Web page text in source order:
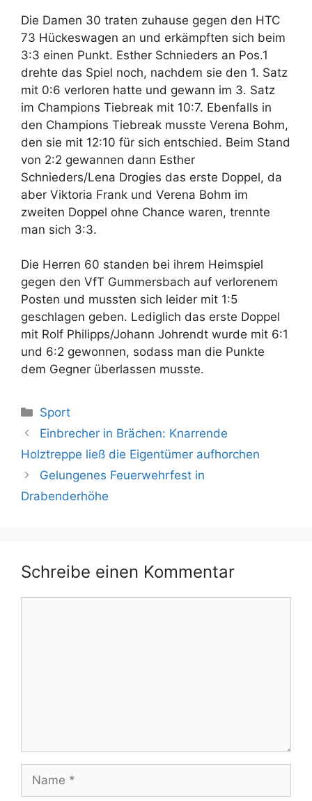
Die Damen 30 traten zuhause gegen den HTC
73 Hückeswagen an und erkämpften sich beim
3:3 einen Punkt. Esther Schnieders an Pos.1
drehte das Spiel noch, nachdem sie den 1. Satz
mit 0:6 verloren hatte und gewann im 3. Satz
im Champions Tiebreak mit 10:7. Ebenfalls in
den Champions Tiebreak musste Verena Bohm,
den sie mit 12:10 für sich entschied. Beim Stand
von 2:2 gewannen dann Esther
Schnieders/Lena Drogies das erste Doppel, da
aber Viktoria Frank und Verena Bohm im
zweiten Doppel ohne Chance waren, trennte
man sich 3:3.
Die Herren 60 standen bei ihrem Heimspiel
gegen den VfT Gummersbach auf verlorenem
Posten und mussten sich leider mit 1:5
geschlagen geben. Lediglich das erste Doppel
mit Rolf Philipps/Johann Johrendt wurde mit 6:1
und 6:2 gewonnen, sodass man die Punkte
dem Gegner überlassen musste.
Kategorien
Sport
Einbrecher in Brächen: Knarrende
Holztreppe ließ die Eigentümer aufhorchen
Gelungenes Feuerwehrfest in
Drabenderhöhe
Schreibe einen Kommentar
Name